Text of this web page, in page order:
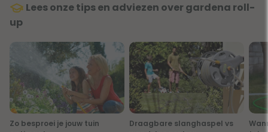
Lees onze tips en adviezen over gardena roll-
up
Zo besproei je jouw tuin
Draagbare slanghaspel vs